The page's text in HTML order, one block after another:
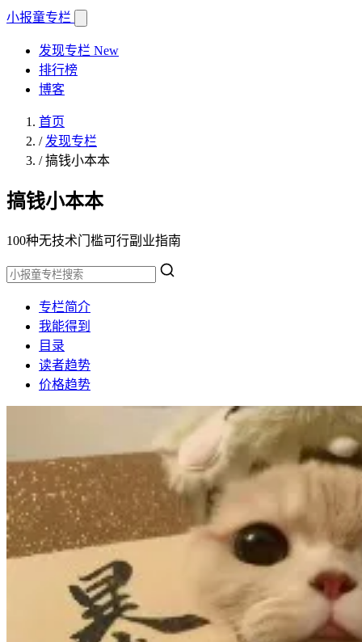
小报童专栏
发现专栏 New
排行榜
博客
首页
/ 发现专栏
/搞钱小本本
搞钱小本本
100种无技术门槛可行副业指南
专栏简介
我能得到
目录
读者趋势
价格趋势